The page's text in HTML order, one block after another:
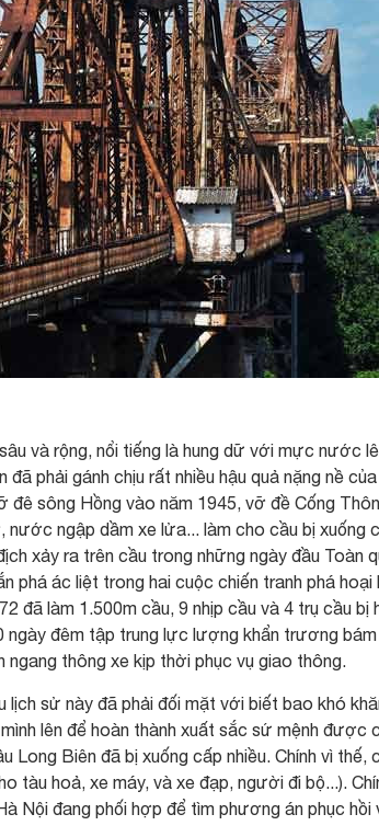
và rộng, nổi tiếng là hung dữ với mực nước
đã phải gánh chịu rất nhiều hậu quả nặng nề
đê sông Hồng vào năm 1945, vỡ đề Cống
nước ngập dầm xe lửa... làm cho cầu bị xuống
xảy ra trên cầu trong những ngày đầu Toàn
phá ác liệt trong hai cuộc chiến tranh phá
đã làm 1.500m cầu, 9 nhịp cầu và 4 trụ cầu bị
ngày đêm tập trung lực lượng khẩn trương
ngang thông xe kịp thời phục vụ giao thông.
lịch sử này đã phải đối mặt với biết bao khó
lên để hoàn thành xuất sắc sứ mệnh được
Long Biên đã bị xuống cấp nhiều. Chính vì thế,
tàu hoả, xe máy, và xe đạp, người đi bộ...).
Nội đang phối hợp để tìm phương án phục hồi